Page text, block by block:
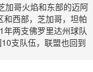
加哥火焰和东部的迈阿
西部，芝加哥，坦帕
两支佛罗里达州球队
支队伍，联盟也回到